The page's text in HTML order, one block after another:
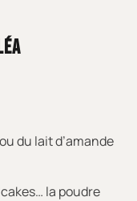
du lait d’amande
la poudre